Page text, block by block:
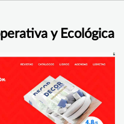
y Ecológica